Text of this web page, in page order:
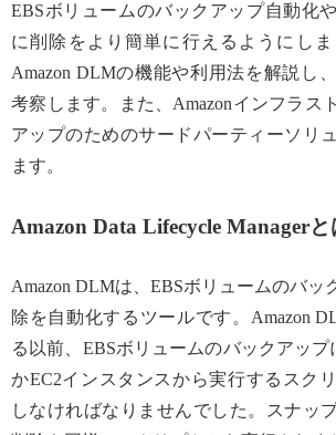
EBSボリュームのバックアップ自動化
に削除をより簡単に行えるようにしま
Amazon DLMの機能や利用法を解説し
考察します。また、Amazonインフラス
アップのためのサードパーティーソリ
ます。
Amazon Data Lifecycle Managerと
Amazon DLMは、EBSボリュームのバッ
除を自動化するツールです。Amazon
る以前、EBSボリュームのバックアップ
かEC2インスタンスから実行するスク
しなければなりませんでした。スナッ